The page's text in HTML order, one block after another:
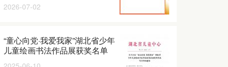
2026-07-02
“童心向党·我爱我家”湖北省少年
儿童绘画书法作品展获奖名单